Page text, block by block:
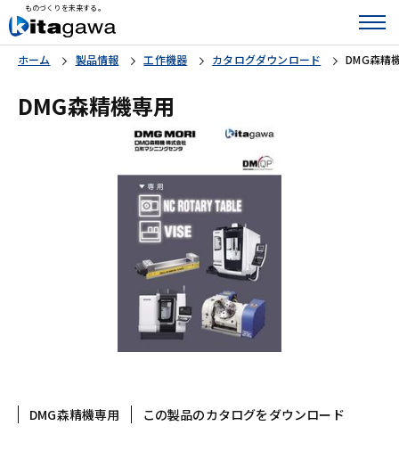
ものづくりを未来する。
ホーム 製品情報 工作機器 カタログダウンロード DMG森精
DMG森精機専用
DMG森精機専用 この製品のカタログをダウンロード